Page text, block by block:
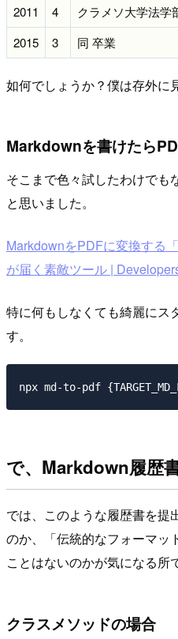
2011
4
クラメソ大学法学
2015
3 同 卒業
如何でしょうか？僕は存外に
Markdownを書けたら
そこまで色々試したわけでも
と思いました。
MarkdownをPDFに変換する
が届く素敵ツール |
特に何もしなくても綺麗にス
す。
で、Markdown履歴
では、このような履歴書を提
のか、「伝統的なフォーマッ
ことはないのかが気になる所
クラスメソッドの場合